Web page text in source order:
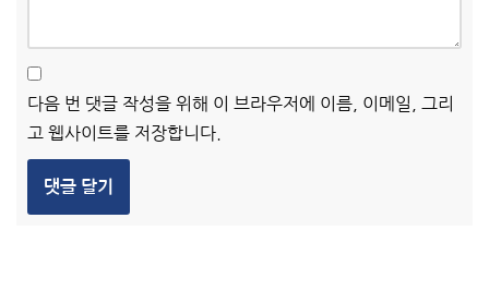
다음 번 댓글 작성을 위해 이 브라우저에 이름, 이메일, 그리
고 웹사이트를 저장합니다.